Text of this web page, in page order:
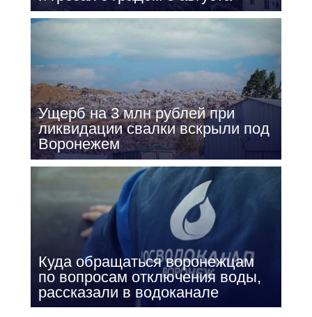
Ущерб на 3 млн рублей при
ликвидации свалки вскрыли под
Воронежем
Куда обращаться воронежцам
по вопросам отключения воды,
рассказали в водоканале